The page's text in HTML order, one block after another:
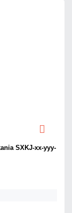
SXKJ-xx-yyy-